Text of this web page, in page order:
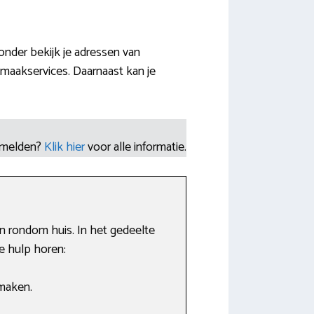
bekijk je adressen van
Daarnaast kan je
Klik hiervoor alle informatie.
rondom huis. In het gedeelte
hulp horen: